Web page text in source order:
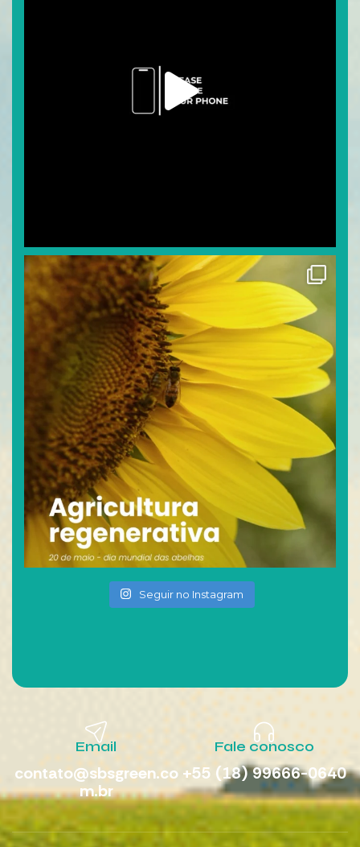
Seguir no Instagram
Email
contato@sbsgreen.co
m.br
Fale conosco
+55 (18) 99666-0640